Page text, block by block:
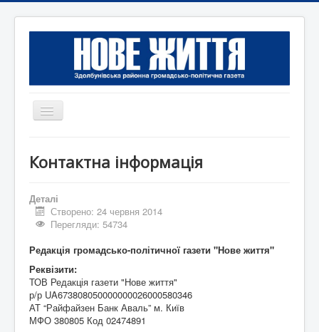
Перемикач
Редакція
Контактна інформація
Коротко
Контактна інформація
Деталі
Створено: 24 червня 2014
Перегляди: 54734
Редакція громадсько-політичної газети "Нове життя"
Реквізити:
ТОВ Редакція газети "Нове життя"
р/р UA673808050000000026000580346
АТ “Райфайзен Банк Аваль” м. Київ
МФО 380805 Код 02474891